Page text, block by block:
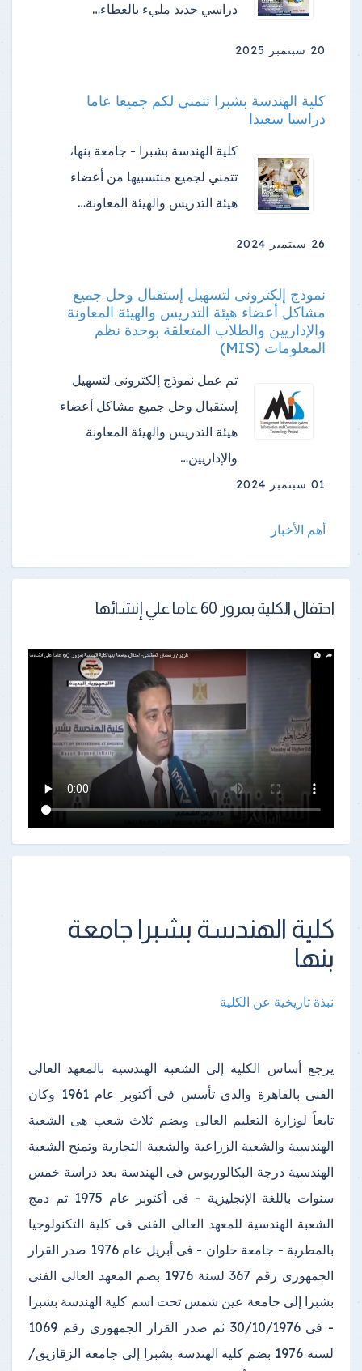
دراسي جديد مليء بالعطاء…
20 سبتمبر 2025
كلية الهندسة بشبرا تتمني لكم جميعا عاما
دراسيا سعيدا
كلية الهندسة بشبرا - جامعة بنها،
تتمني لجميع منتسبيها من أعضاء
هيئة التدريس والهيئة المعاونة…
26 سبتمبر 2024
نموذج إلكترونى لتسهيل إستقبال وحل جميع
مشاكل أعضاء هيئة التدريس والهيئة المعاونة
والإداريين والطلاب المتعلقة بوحدة نظم
المعلومات (MIS)
تم عمل نموذج إلكترونى لتسهيل
إستقبال وحل جميع مشاكل أعضاء
هيئة التدريس والهيئة المعاونة
والإداريين…
01 سبتمبر 2024
أهم الأخبار
احتفال الكلية بمرور 60 عاما علي إنشائها
كلية الهندسة بشبرا جامعة
بنها
نبذة تاريخية عن الكلية
يرجع أساس الكلية إلى الشعبة الهندسية بالمعهد العالى
الفنى بالقاهرة والذى تأسس فى أكتوبر عام 1961 وكان
تابعاً لوزارة التعليم العالى ويضم ثلاث شعب هى الشعبة
الهندسية والشعبة الزراعية والشعبة التجارية وتمنح الشعبة
الهندسية درجة البكالوريوس فى الهندسة بعد دراسة خمس
سنوات باللغة الإنجليزية - فى أكتوبر عام 1975 تم دمج
الشعبة الهندسية للمعهد العالى الفنى فى كلية التكنولوجيا
بالمطرية - جامعة حلوان - فى أبريل عام 1976 صدر القرار
الجمهورى رقم 367 لسنة 1976 بضم المعهد العالى الفنى
بشبرا إلى جامعة عين شمس تحت اسم كلية الهندسة بشبرا
- فى 30/10/1976 ثم صدر القرار الجمهورى رقم 1069
لسنة 1976 بضم كلية الهندسة بشبرا إلى جامعة الزقازيق/